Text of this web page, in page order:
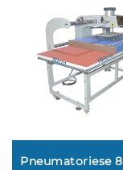
Pneumatoriese